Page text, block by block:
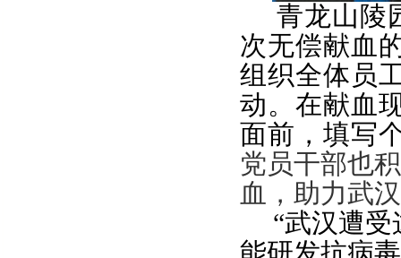
青龙山陵
次无偿献血
组织全体员
动。在献血
面前，填写
党员干部也
血，助力武
“武汉遭受